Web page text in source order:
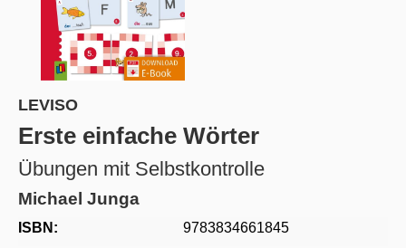
LEVISO
Erste einfache Wörter
Übungen mit Selbstkontrolle
Michael Junga
ISBN:
9783834661845